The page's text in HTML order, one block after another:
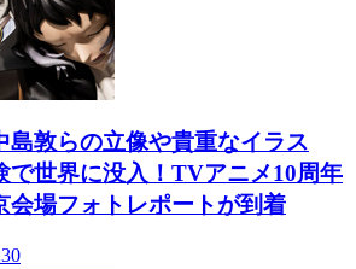
島敦らの立像や貴重なイラス
で世界に没入！TVアニメ10周年
会場フォトレポートが到着